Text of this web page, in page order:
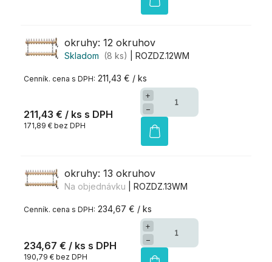
okruhy: 12 okruhov
Skladom (8 ks) | ROZDZ.12WM
211,43 € / ks
211,43 € / ks
171,89 € bez DPH
+
−
okruhy: 13 okruhov
Na objednávku | ROZDZ.13WM
234,67 € / ks
234,67 € / ks
190,79 € bez DPH
+
−